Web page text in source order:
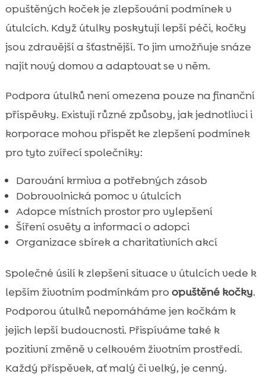
opuštěných koček je zlepšování podmínek v
útulcích. Když útulky poskytují lepší péči, kočky
jsou zdravější a šťastnější. To jim umožňuje snáze
najít nový domov a adaptovat se v něm.
Podpora útulků není omezena pouze na finanční
příspěvky. Existují různé způsoby, jak jednotlivci i
korporace mohou přispět ke zlepšení podmínek
pro tyto zvířecí společníky:
Darování krmiva a potřebných zásob
Dobrovolnická pomoc v útulcích
Adopce místních prostor pro vylepšení
Šíření osvěty a informací o adopci
Organizace sbírek a charitativních akcí
Společné úsilí k zlepšení situace v útulcích vede k
lepším životním podmínkám pro opuštěné kočky.
Podporou útulků nepomáháme jen kočkám k
jejich lepší budoucnosti. Přispíváme také k
pozitivní změně v celkovém životním prostředí.
Každý příspěvek, ať malý či velký, je cenný.